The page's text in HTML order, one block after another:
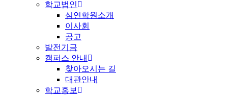
학교법인
심연학원소개
이사회
공고
발전기금
캠퍼스 안내
찾아오시는 길
대관안내
학교홍보